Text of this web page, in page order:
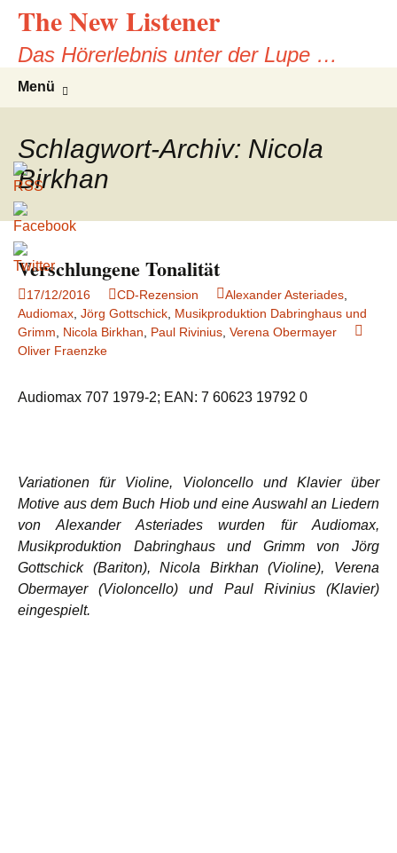
Inhalt
springen
The New Listener
Das Hörerlebnis unter der Lupe …
Menü
Schlagwort-Archiv: Nicola
Birkhan
Verschlungene Tonalität
17/12/2016 CD-Rezension Alexander Asteriades
Audiomax Jörg Gottschick Musikproduktion Dabringhaus und
Grimm
Nicola Birkhan Paul Rivinius Verena Obermayer
Oliver Fraenzke
Audiomax 707 1979-2; EAN: 7 60623 19792 0
Variationen für Violine, Violoncello und Klavier über
Motive aus dem Buch Hiob und eine Auswahl an Liedern
von Alexander Asteriades wurden für Audiomax,
Musikproduktion Dabringhaus und Grimm von Jörg
Gottschick (Bariton), Nicola Birkhan (Violine), Verena
Obermayer (Violoncello) und Paul Rivinius (Klavier)
eingespielt.